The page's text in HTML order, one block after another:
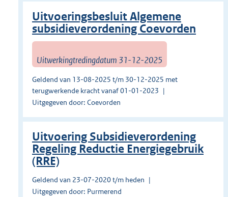
Uitvoeringsbesluit Algemene
subsidieverordening Coevorden
Uitwerkingtredingdatum 31-12-2025
Geldend van 13-08-2025 t/m 30-12-2025 met
terugwerkende kracht vanaf 01-01-2023
Uitgegeven door: Coevorden
Uitvoering Subsidieverordening
Regeling Reductie Energiegebruik
(RRE)
Geldend van 23-07-2020 t/m heden
Uitgegeven door: Purmerend